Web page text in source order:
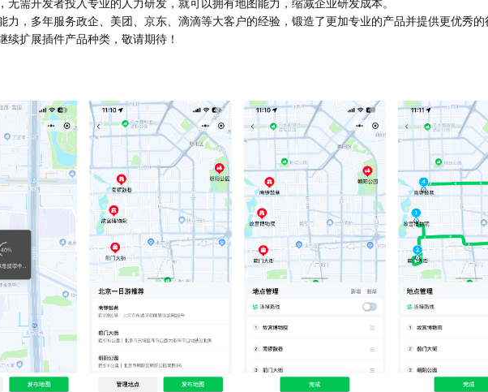
无需开发者投入专业的人力研发，就可以拥有地图能力，缩减企业研发成本。
力，多年服务政企、美团、京东、滴滴等大客户的经验，锻造了更加专业的产品并提供更优秀的
扩展插件产品种类，敬请期待！